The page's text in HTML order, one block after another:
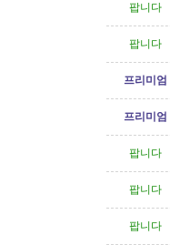
팝니다
팝니다
프리미엄
프리미엄
팝니다
팝니다
팝니다